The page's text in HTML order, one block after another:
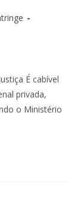
É cabível
privada,
o Ministério